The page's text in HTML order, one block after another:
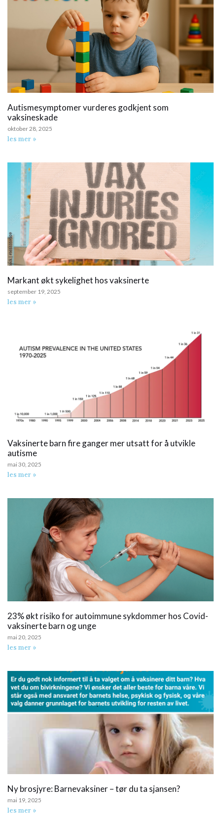
Autismesymptomer vurderes godkjent som
vaksineskade
oktober 28, 2025
les mer »
Markant økt sykelighet hos vaksinerte
september 19, 2025
les mer »
Vaksinerte barn fire ganger mer utsatt for å utvikle
autisme
mai 30, 2025
les mer »
23% økt risiko for autoimmune sykdommer hos Covid-
vaksinerte barn og unge
mai 20, 2025
les mer »
Ny brosjyre: Barnevaksiner – tør du ta sjansen?
mai 19, 2025
les mer »